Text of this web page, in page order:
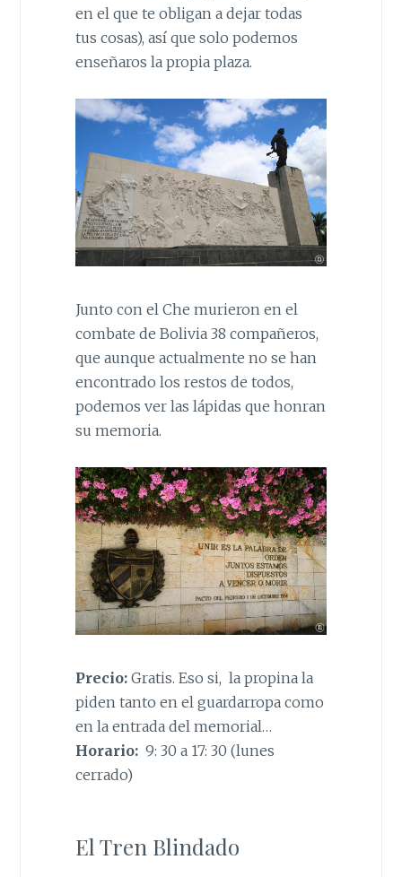
en el que te obligan a dejar todas
tus cosas), así que solo podemos
enseñaros la propia plaza.
Junto con el Che murieron en el
combate de Bolivia 38 compañeros,
que aunque actualmente no se han
encontrado los restos de todos,
podemos ver las lápidas que honran
su memoria.
Precio:Gratis. Eso si, la propina la
piden tanto en el guardarropa como
en la entrada del memorial…
Horario:9: 30 a 17: 30 (lunes
cerrado)
El Tren Blindado